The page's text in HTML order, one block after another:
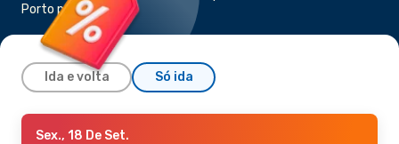
Porto para Skiathos
Ida e volta Só ida
Ter., 13 De Out.
Sex., 18 De Set.